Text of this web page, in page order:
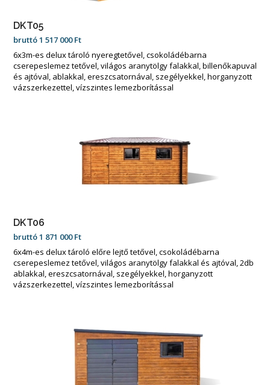
DKT05
bruttó1 517 000Ft
6x3m-es delux tároló nyeregtetővel, csokoládébarna
cserepeslemez tetővel, világos aranytölgy falakkal, billenőkapuval
és ajtóval, ablakkal, ereszcsatornával, szegélyekkel, horganyzott
vázszerkezettel, vízszintes lemezborítással
DKT06
bruttó1 871 000Ft
6x4m-es delux tároló előre lejtő tetővel, csokoládébarna
cserepeslemez tetővel, világos aranytölgy falakkal és ajtóval, 2db
ablakkal, ereszcsatornával, szegélyekkel, horganyzott
vázszerkezettel, vízszintes lemezborítással